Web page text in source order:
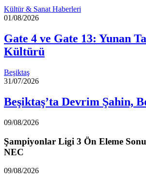
Kültür & Sanat Haberleri
01/08/2026
Gate 4 ve Gate 13: Yunan
Kültürü
Beşiktaş
31/07/2026
Beşiktaş’ta Devrim Şahin,
09/08/2026
Şampiyonlar Ligi 3 Ön Eleme
NEC
09/08/2026